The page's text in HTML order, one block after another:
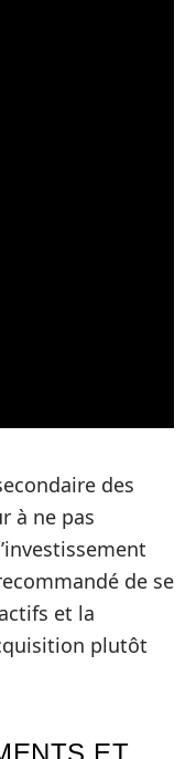
des
à ne pas
de se
et la
plutôt